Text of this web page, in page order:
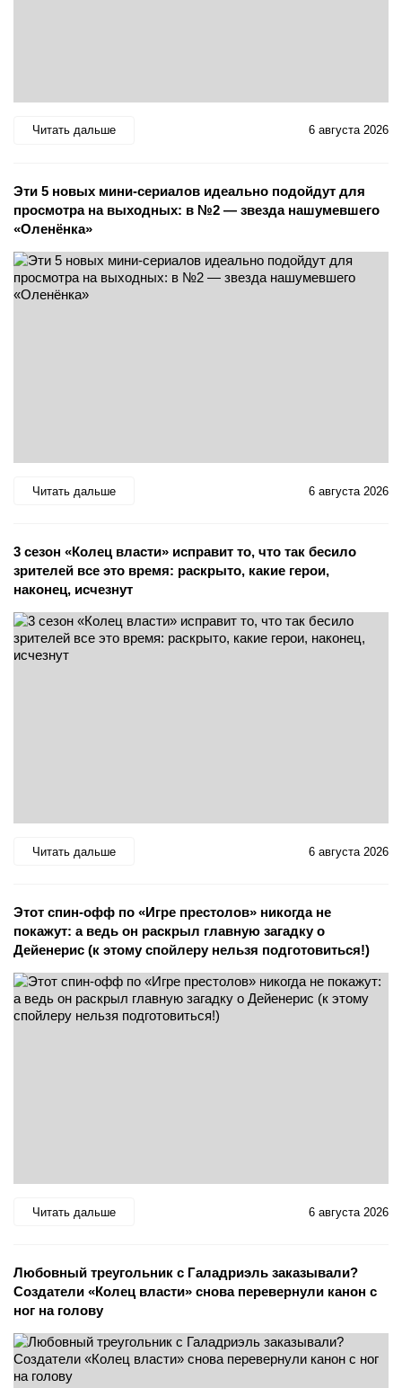
Читать дальше 6 августа 2026
Эти 5 новых мини-сериалов идеально подойдут для
просмотра на выходных: в №2 — звезда нашумевшего
«Оленёнка»
Читать дальше 6 августа 2026
3 сезон «Колец власти» исправит то, что так бесило
зрителей все это время: раскрыто, какие герои,
наконец, исчезнут
Читать дальше 6 августа 2026
Этот спин-офф по «Игре престолов» никогда не
покажут: а ведь он раскрыл главную загадку о
Дейенерис (к этому спойлеру нельзя подготовиться!)
Читать дальше 6 августа 2026
Любовный треугольник с Галадриэль заказывали?
Создатели «Колец власти» снова перевернули канон с
ног на голову